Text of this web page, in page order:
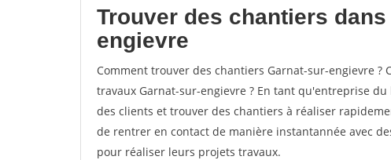
Trouver des chantiers
engievre
Comment trouver des chantiers Garnat-sur-engievre
travaux Garnat-sur-engievre ? En tant qu'entreprise
des clients et trouver des chantiers à réaliser
de rentrer en contact de manière instantannée avec
pour réaliser leurs projets travaux.